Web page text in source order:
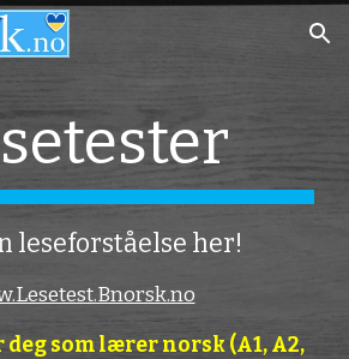
Skip to navigation
leseforståelse her!
som lærer norsk (A1, A2,